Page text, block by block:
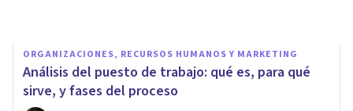
ORGANIZACIONES, RECURSOS HUMANOS Y MARKETING
Análisis del puesto de trabajo: qué es, para qué
sirve, y fases del proceso